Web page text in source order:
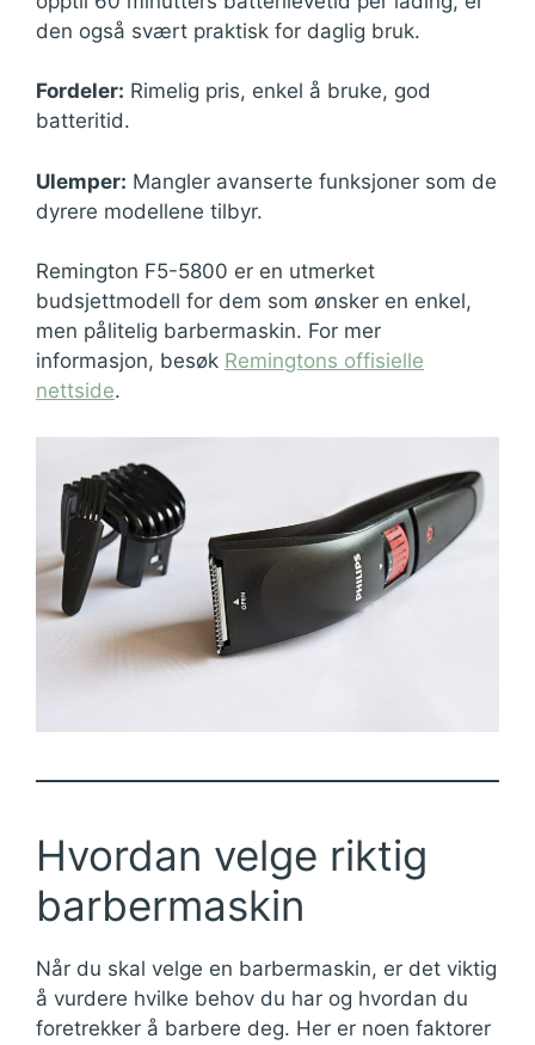
den også svært praktisk for daglig bruk.
Fordeler: Rimelig pris, enkel å bruke, god
batteritid.
Ulemper: Mangler avanserte funksjoner som de
dyrere modellene tilbyr.
Remington F5-5800 er en utmerket
budsjettmodell for dem som ønsker en enkel,
men pålitelig barbermaskin. For mer
informasjon, besøk Remingtons offisielle
nettside.
Hvordan velge riktig
barbermaskin
Når du skal velge en barbermaskin, er det viktig
å vurdere hvilke behov du har og hvordan du
foretrekker å barbere deg. Her er noen faktorer